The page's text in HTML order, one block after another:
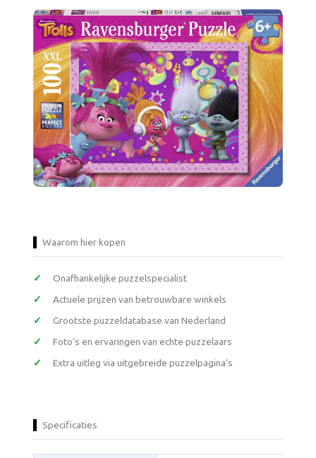
Waarom hier kopen
Onafhankelijke puzzelspecialist
Actuele prijzen van betrouwbare winkels
Grootste puzzeldatabase van Nederland
Foto’s en ervaringen van echte puzzelaars
Extra uitleg via uitgebreide puzzelpagina’s
Specificaties